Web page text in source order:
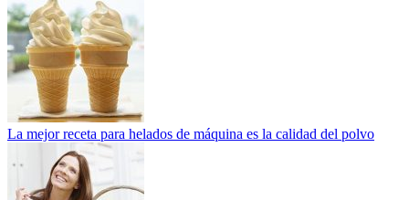
La mejor receta para helados de máquina es la calidad del polvo